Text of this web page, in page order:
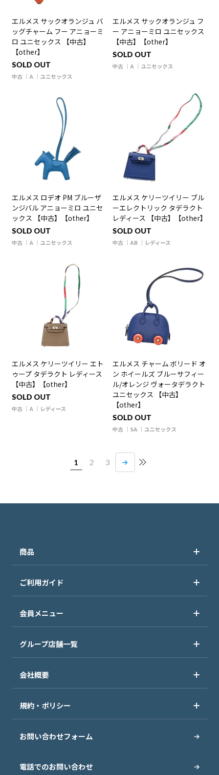
エルメス サックオランジュ バ
ッグチャーム フー アニョーミ
ロ ユニセックス 【中古】
【other】
SOLD OUT
中古 A ユニセックス
エルメス サックオランジュ フ
ー アニョーミロ ユニセックス
【中古】【other】
SOLD OUT
中古 A ユニセックス
エルメス ロデオ PM ブルーザ
ンジバル アニョーミロ ユニセ
ックス 【中古】【other】
SOLD OUT
中古 A ユニセックス
エルメス ケリーツイリー ブル
ーエレクトリック タデラクト
レディース 【中古】【other】
SOLD OUT
中古 AB レディース
エルメス ケリーツイリー エト
ゥープ タデラクト レディース
【中古】【other】
SOLD OUT
中古 A レディース
エルメス チャーム ボリード オ
ン ホイールズ ブルーサフィー
ル/オレンジ ヴォータデラクト
ユニセックス 【中古】
【other】
SOLD OUT
中古 SA ユニセックス
1 2 3
商品
ご利用ガイド
会員メニュー
グループ店舗一覧
会社概要
規約・ポリシー
お問い合わせフォーム
電話でのお問い合わせ